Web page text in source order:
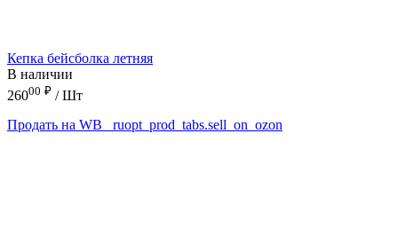
Кепка бейсболка летняя
В наличии
26000 ₽ / Шт
Продать на WB
_ruopt_prod_tabs.sell_on_ozon